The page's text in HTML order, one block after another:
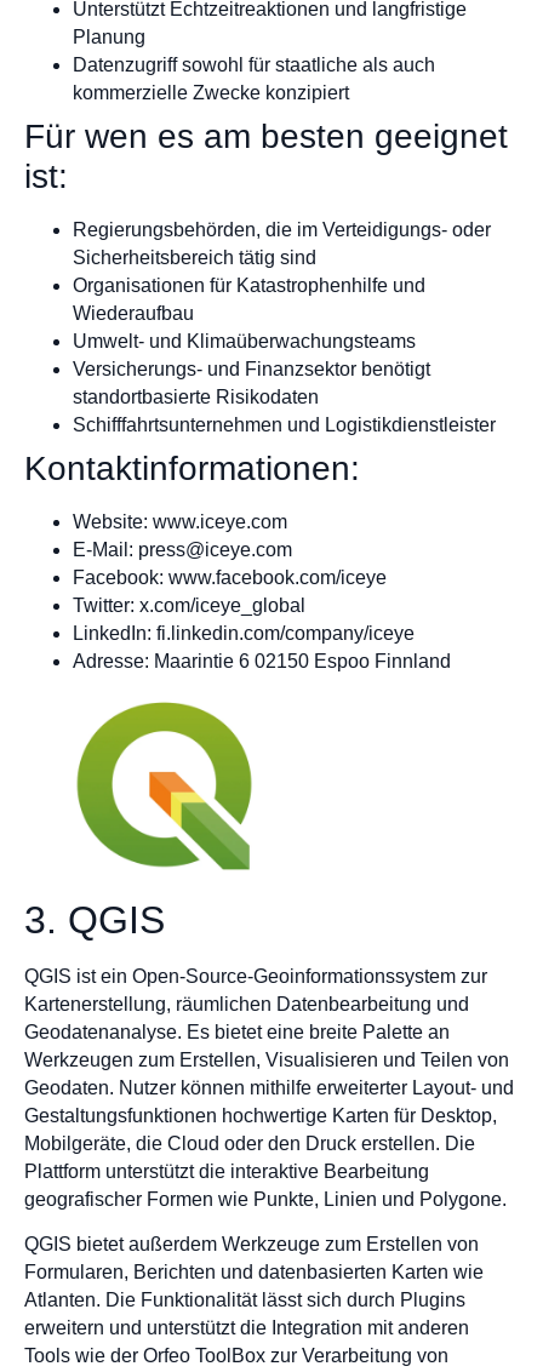
Unterstützt Echtzeitreaktionen und langfristige
Planung
Datenzugriff sowohl für staatliche als auch
kommerzielle Zwecke konzipiert
Für wen es am besten geeignet
ist:
Regierungsbehörden, die im Verteidigungs- oder
Sicherheitsbereich tätig sind
Organisationen für Katastrophenhilfe und
Wiederaufbau
Umwelt- und Klimaüberwachungsteams
Versicherungs- und Finanzsektor benötigt
standortbasierte Risikodaten
Schifffahrtsunternehmen und Logistikdienstleister
Kontaktinformationen:
Website: www.iceye.com
E-Mail: press@iceye.com
Facebook: www.facebook.com/iceye
Twitter: x.com/iceye_global
LinkedIn: fi.linkedin.com/company/iceye
Adresse: Maarintie 6 02150 Espoo Finnland
3. QGIS
QGIS ist ein Open-Source-Geoinformationssystem zur
Kartenerstellung, räumlichen Datenbearbeitung und
Geodatenanalyse. Es bietet eine breite Palette an
Werkzeugen zum Erstellen, Visualisieren und Teilen von
Geodaten. Nutzer können mithilfe erweiterter Layout- und
Gestaltungsfunktionen hochwertige Karten für Desktop,
Mobilgeräte, die Cloud oder den Druck erstellen. Die
Plattform unterstützt die interaktive Bearbeitung
geografischer Formen wie Punkte, Linien und Polygone.
QGIS bietet außerdem Werkzeuge zum Erstellen von
Formularen, Berichten und datenbasierten Karten wie
Atlanten. Die Funktionalität lässt sich durch Plugins
erweitern und unterstützt die Integration mit anderen
Tools wie der Orfeo ToolBox zur Verarbeitung von